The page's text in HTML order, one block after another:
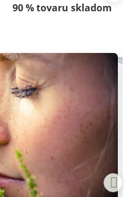
90 % tovaru skladom